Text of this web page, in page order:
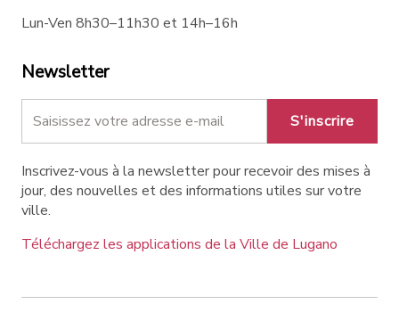
Lun-Ven 8h30–11h30 et 14h–16h
Newsletter
S'inscrire
Inscrivez-vous à la newsletter pour recevoir des mises à
jour, des nouvelles et des informations utiles sur votre
ville.
Téléchargez les applications de la Ville de Lugano